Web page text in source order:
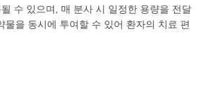
수 있으며, 매 분사 시 일정한 용량을 전달
을 동시에 투여할 수 있어 환자의 치료 편